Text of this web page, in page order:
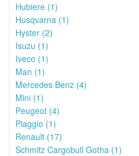
Hubiere (1)
Husqvarna (1)
Hyster (2)
Isuzu (1)
Iveco (1)
Man (1)
Mercedes Benz (4)
Mini (1)
Peugeot (4)
Piaggio (1)
Renault (17)
Schmitz Cargobull Gotha (1)